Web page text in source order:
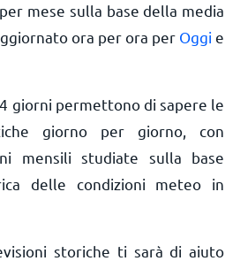
mese sulla base della media
ora per ora per Oggi e
giorni permettono di sapere le
giorno per giorno, con
mensili studiate sulla base
delle condizioni meteo in
storiche ti sarà di aiuto